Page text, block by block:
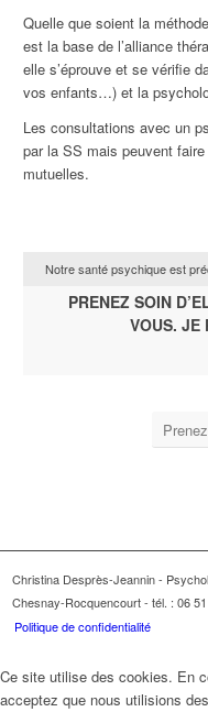
Quelle que soient la
est la base de l’alliance
elle s’éprouve et se vérifie
vos enfants…) et la
Les consultations avec un
par la SS mais peuvent
mutuelles.
Notre santé psychique est
PRENEZ SOIN
VOUS. JE
Christina Desprès-Jeannin -
Chesnay-Rocquencourt - tél. : 06
Politique de confidentialité
Ce site utilise des cookies. En
acceptez que nous utilisions